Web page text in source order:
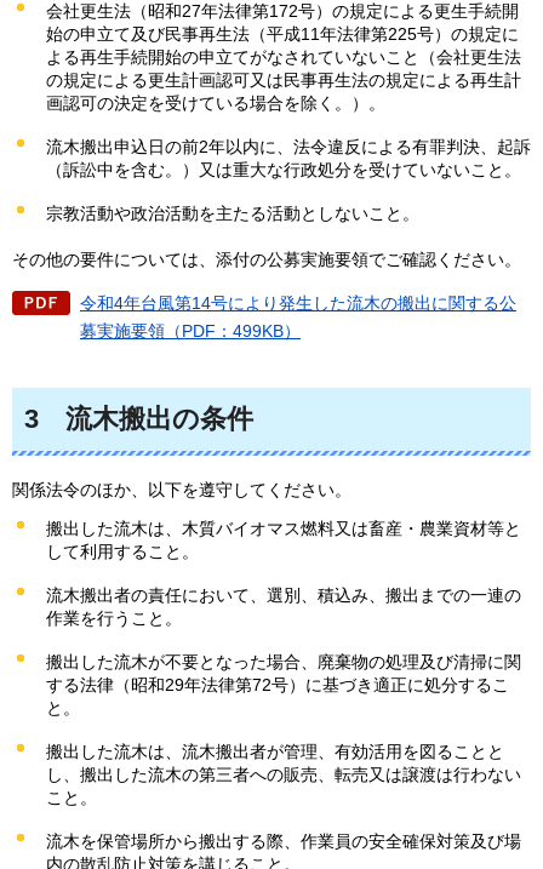
会社更生法（昭和27年法律第172号）の規定による更生手続開
始の申立て及び民事再生法（平成11年法律第225号）の規定に
よる再生手続開始の申立てがなされていないこと（会社更生法
の規定による更生計画認可又は民事再生法の規定による再生計
画認可の決定を受けている場合を除く。）。
流木搬出申込日の前2年以内に、法令違反による有罪判決、起訴
（訴訟中を含む。）又は重大な行政処分を受けていないこと。
宗教活動や政治活動を主たる活動としないこと。
その他の要件については、添付の公募実施要領でご確認ください。
令和4年台風第14号により発生した流木の搬出に関する公
募実施要領（PDF：499KB）
3 流木搬出の条件
関係法令のほか、以下を遵守してください。
搬出した流木は、木質バイオマス燃料又は畜産・農業資材等と
して利用すること。
流木搬出者の責任において、選別、積込み、搬出までの一連の
作業を行うこと。
搬出した流木が不要となった場合、廃棄物の処理及び清掃に関
する法律（昭和29年法律第72号）に基づき適正に処分するこ
と。
搬出した流木は、流木搬出者が管理、有効活用を図ることと
し、搬出した流木の第三者への販売、転売又は譲渡は行わない
こと。
流木を保管場所から搬出する際、作業員の安全確保対策及び場
内の散乱防止対策を講じること。